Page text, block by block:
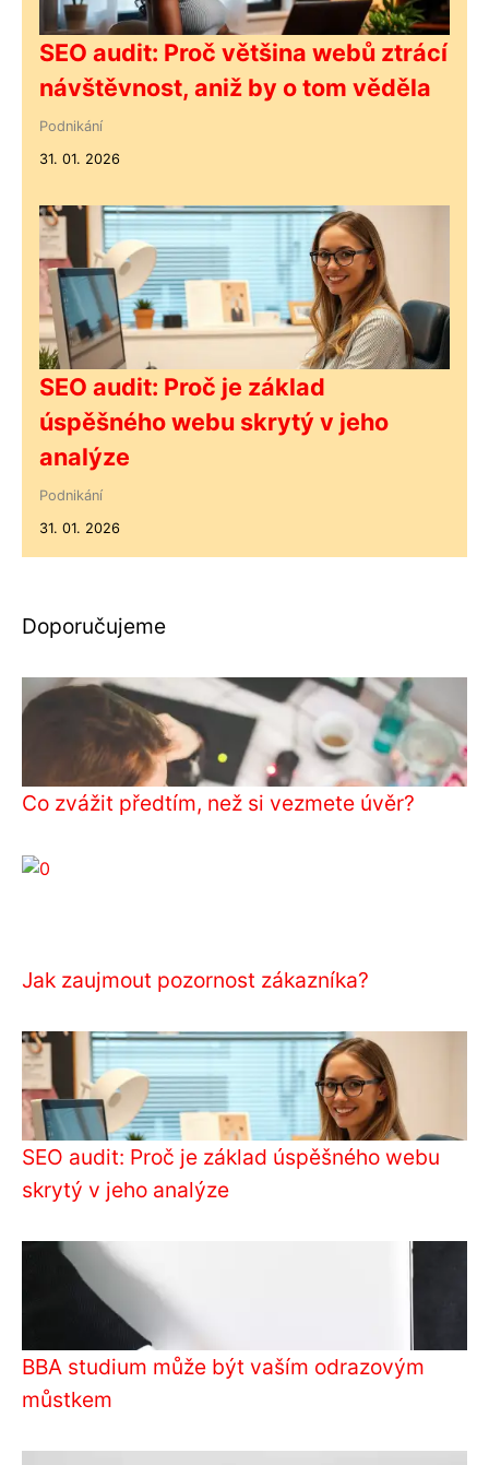
SEO audit: Proč většina webů ztrácí
návštěvnost, aniž by o tom věděla
Podnikání
31. 01. 2026
SEO audit: Proč je základ
úspěšného webu skrytý v jeho
analýze
Podnikání
31. 01. 2026
Doporučujeme
Co zvážit předtím, než si vezmete úvěr?
Jak zaujmout pozornost zákazníka?
SEO audit: Proč je základ úspěšného webu
skrytý v jeho analýze
BBA studium může být vaším odrazovým
můstkem